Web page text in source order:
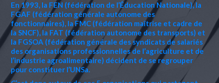
En 1993, la FEN (fédération de l’Éducation Nationale), la
FGAF (fédération générale autonome des
fonctionnaires), la FMC (fédération maîtrise et cadre de
la SNCF), la FAT (fédération autonome des transports) et
la FGSOA (fédération générale des syndicats de salariés
des organisations professionnelles de l’agriculture et de
l’industrie agroalimentaire) décident de se regrouper
pour constituer l’UNSa.